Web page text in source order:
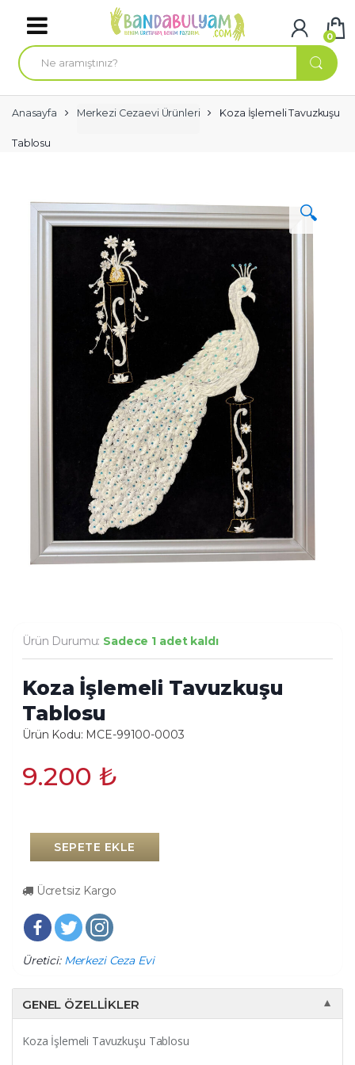
A
r
a
a
:
Anasayfa Merkezi Cezaevi Ürünleri Koza İşlemeli Tavuzkuşu
Tablosu
🔍
Ürün Durumu: Sadece 1 adet kaldı
Koza İşlemeli Tavuzkuşu
Tablosu
Ürün Kodu: MCE-99100-0003
9.200 ₺
SEPETE EKLE
Ücretsiz Kargo
Üretici: Merkezi Ceza Evi
GENEL ÖZELLIKLER ▼
Koza İşlemeli Tavuzkuşu Tablosu
0